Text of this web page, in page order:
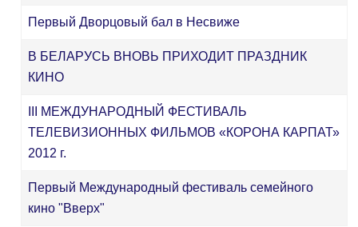
Первый Дворцовый бал в Несвиже
В БЕЛАРУСЬ ВНОВЬ ПРИХОДИТ ПРАЗДНИК
КИНО
III МЕЖДУНАРОДНЫЙ ФЕСТИВАЛЬ
ТЕЛЕВИЗИОННЫХ ФИЛЬМОВ «КОРОНА КАРПАТ»
2012 г.
Первый Международный фестиваль семейного
кино "Вверх"